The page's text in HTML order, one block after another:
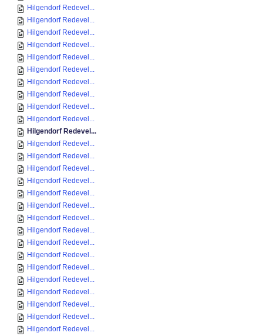
Hilgendorf Redevel...
Hilgendorf Redevel...
Hilgendorf Redevel...
Hilgendorf Redevel...
Hilgendorf Redevel...
Hilgendorf Redevel...
Hilgendorf Redevel...
Hilgendorf Redevel...
Hilgendorf Redevel...
Hilgendorf Redevel...
Hilgendorf Redevel...
Hilgendorf Redevel...
Hilgendorf Redevel...
Hilgendorf Redevel...
Hilgendorf Redevel...
Hilgendorf Redevel...
Hilgendorf Redevel...
Hilgendorf Redevel...
Hilgendorf Redevel...
Hilgendorf Redevel...
Hilgendorf Redevel...
Hilgendorf Redevel...
Hilgendorf Redevel...
Hilgendorf Redevel...
Hilgendorf Redevel...
Hilgendorf Redevel...
Hilgendorf Redevel...